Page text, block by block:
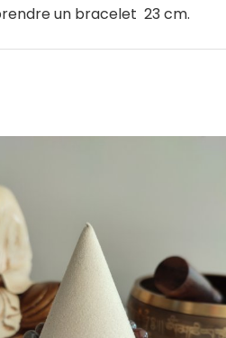
un bracelet 23 cm.